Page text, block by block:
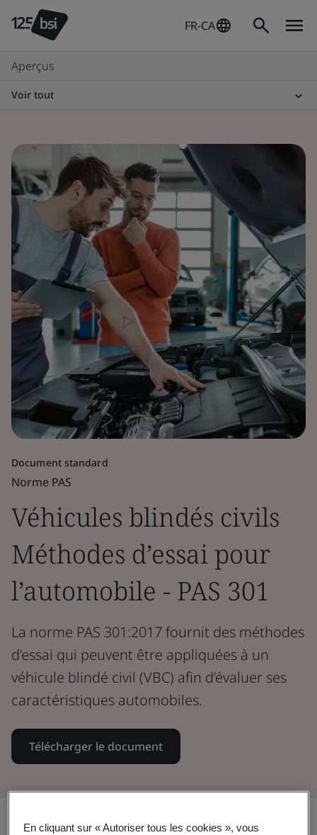
FR-CA
Aperçus
Voir tout
Document standard
Norme PAS
Véhicules blindés civils
Méthodes d’essai pour
l’automobile - PAS 301
La norme PAS 301:2017 fournit des méthodes
d’essai qui peuvent être appliquées à un
véhicule blindé civil (VBC) afin d’évaluer ses
caractéristiques automobiles.
Télécharger le document
Partager:
En cliquant sur « Autoriser tous les cookies », vous